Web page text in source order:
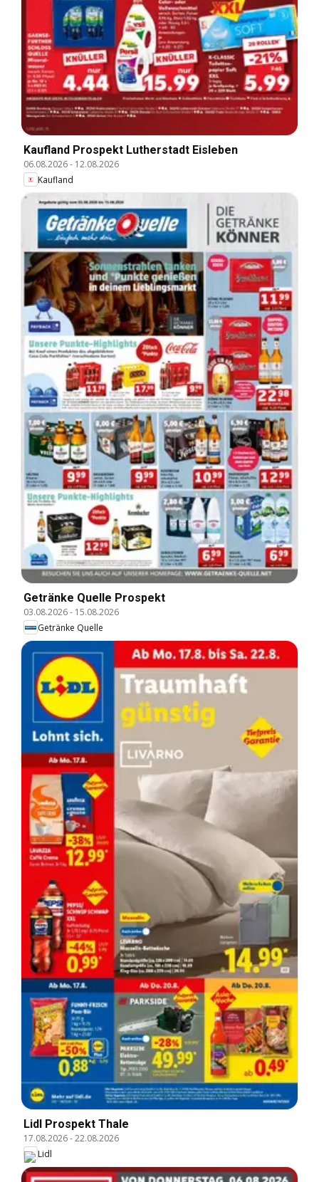
Kaufland Prospekt Lutherstadt Eisleben
06.08.2026- 12.08.2026
Kaufland
Getränke Quelle Prospekt
03.08.2026- 15.08.2026
Getränke Quelle
Lidl Prospekt Thale
17.08.2026-22.08.2026
Lidl